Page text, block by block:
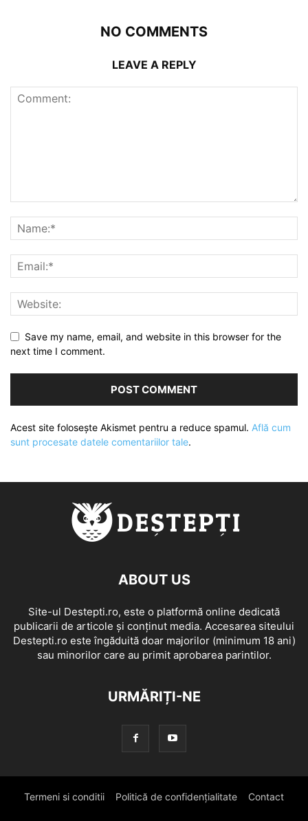
NO COMMENTS
LEAVE A REPLY
Save my name, email, and website in this browser for the
next time I comment.
Acest site folosește Akismet pentru a reduce spamul. Află cum
sunt procesate datele comentariilor tale.
ABOUT US
Site-ul Destepti.ro, este o platformă online dedicată
publicarii de articole și conținut media. Accesarea siteului
Destepti.ro este îngăduită doar majorilor (minimum 18 ani)
sau minorilor care au primit aprobarea parintilor.
URMĂRIȚI-NE
Termeni si conditii Politică de confidențialitate Contact